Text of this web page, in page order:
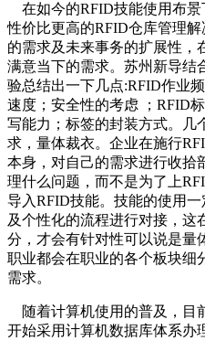
在如今的RFID技能使用布景
性价比更高的RFID仓库管理
的需求及未来事务的扩展性，
满意当下的需求。苏州新导结
验总结出一下几点:RFID作业
速度；安全性的考虑 ；RFID
写能力；标签的封装方式。几
求，量体裁衣。企业在施行
本身，对自己的需求进行收拾
理什么问题，而不是为了上
导入RFID技能。技能的使用
及个性化的流程进行对接，这
分，才会有针对性可以说是量
职业都会在职业的各个板块细
需求。
随着计算机使用的普及，目
开始采用计算机数据库体系办